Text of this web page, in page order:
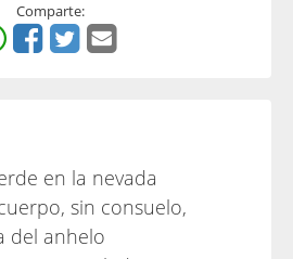
Comparte:
en la nevada
sin consuelo,
del anhelo